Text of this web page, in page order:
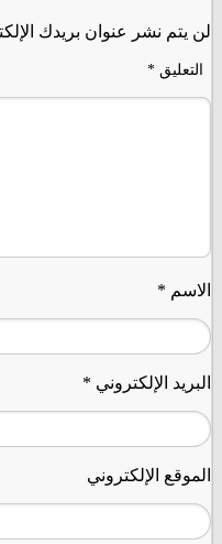
نشر عنوان بريدك
*
*
الإلكتروني*
الإلكتروني